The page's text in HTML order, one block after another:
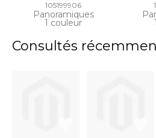
105199906
Panoramiques
1 couleur
Consultés